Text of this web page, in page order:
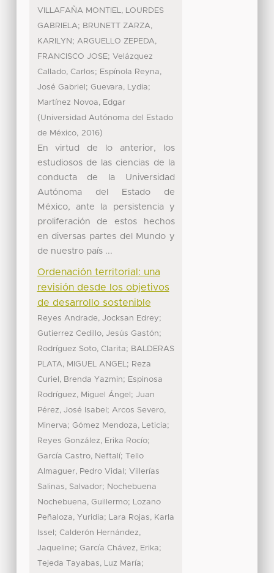
VILLAFAÑA MONTIEL, LOURDES
GABRIELA; BRUNETT ZARZA,
KARILYN ; ARGUELLO ZEPEDA,
FRANCISCO JOSE; Velázquez
Callado, Carlos; Espínola Reyna,
José Gabriel ; Guevara, Lydia;
Martínez Novoa, Edgar
(Universidad Autónoma del Estado
de México, 2016)
En virtud de lo anterior, los
estudiosos de las ciencias de la
conducta de la Universidad
Autónoma del Estado de
México, ante la persistencia y
proliferación de estos hechos
en diversas partes del Mundo y
de nuestro país ...
Ordenación territorial: una
revisión desde los objetivos
de desarrollo sostenible
Reyes Andrade, Jocksan Edrey;
Gutierrez Cedillo, Jesús Gastón;
Rodríguez Soto, Clarita; BALDERAS
PLATA, MIGUEL ANGEL
; Reza
Curiel, Brenda Yazmin; Espinosa
Rodríguez, Miguel Ángel ; Juan
Pérez, José Isabel ; Arcos Severo,
Minerva; Gómez Mendoza, Leticia;
Reyes González, Erika Rocío;
García Castro, Neftalí; Tello
Almaguer, Pedro Vidal ; Villerías
Salinas, Salvador; Nochebuena
Nochebuena, Guillermo;
Lozano
Peñaloza, Yuridia;
Lara Rojas, Karla
Issel ; Calderón Hernández,
Jaqueline; García Chávez, Erika;
Tejeda Tayabas, Luz María;